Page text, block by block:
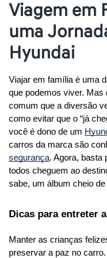
Viagem em
uma
Hyundai
Viajar em família é uma
que podemos viver. Mas
comum que a diversão
como evitar que o “já
você é dono de um
segurança. Agora, basta
todos cheguem ao
sabe, um álbum cheio
Dicas para entreter
Manter as crianças
preservar a paz no